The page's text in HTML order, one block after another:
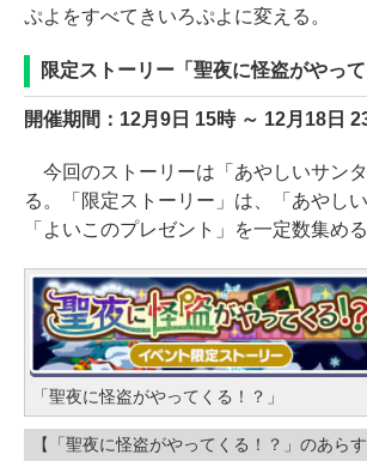
ぷよをすべてきいろぷよに変える。
限定ストーリー「聖夜に怪盗がやっ
開催期間：12月9日 15時 ～ 12月18日
今回のストーリーは「あやしいサン
る。「限定ストーリー」は、「あやし
「よいこのプレゼント」を一定数集め
「聖夜に怪盗がやってくる！？」
【「聖夜に怪盗がやってくる！？」のあらす